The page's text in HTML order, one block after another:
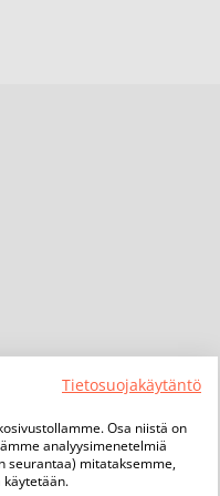
Tietosuojakäytäntö
Osa niistä on
analyysimenetelmiä
seurantaa) mitataksemme,
käytetään.